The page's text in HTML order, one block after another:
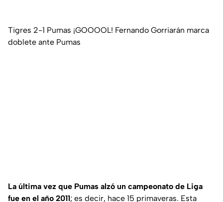
Tigres 2-1 Pumas ¡GOOOOL! Fernando Gorriarán marca
doblete ante Pumas
La última vez que Pumas alzó un campeonato de Liga
fue en el año 2011; es decir, hace 15 primaveras. Esta